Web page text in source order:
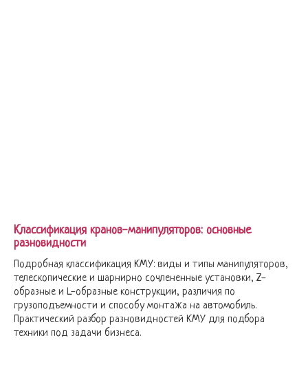
Классификация кранов-манипуляторов: основные
разновидности
Подробная классификация КМУ: виды и типы манипуляторов,
телескопические и шарнирно сочлененные установки, Z-
образные и L-образные конструкции, различия по
грузоподъемности и способу монтажа на автомобиль.
Практический разбор разновидностей КМУ для подбора
техники под задачи бизнеса.